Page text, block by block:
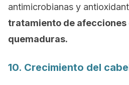
antimicrobianas y
tratamiento de afecciones
quemaduras.
10. Crecimiento del